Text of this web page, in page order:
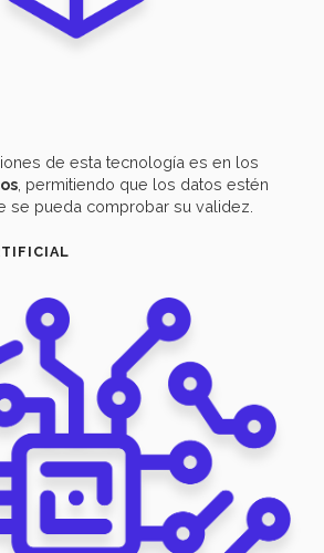
de esta tecnología es en los
, permitiendo que los datos estén
se pueda comprobar su validez.